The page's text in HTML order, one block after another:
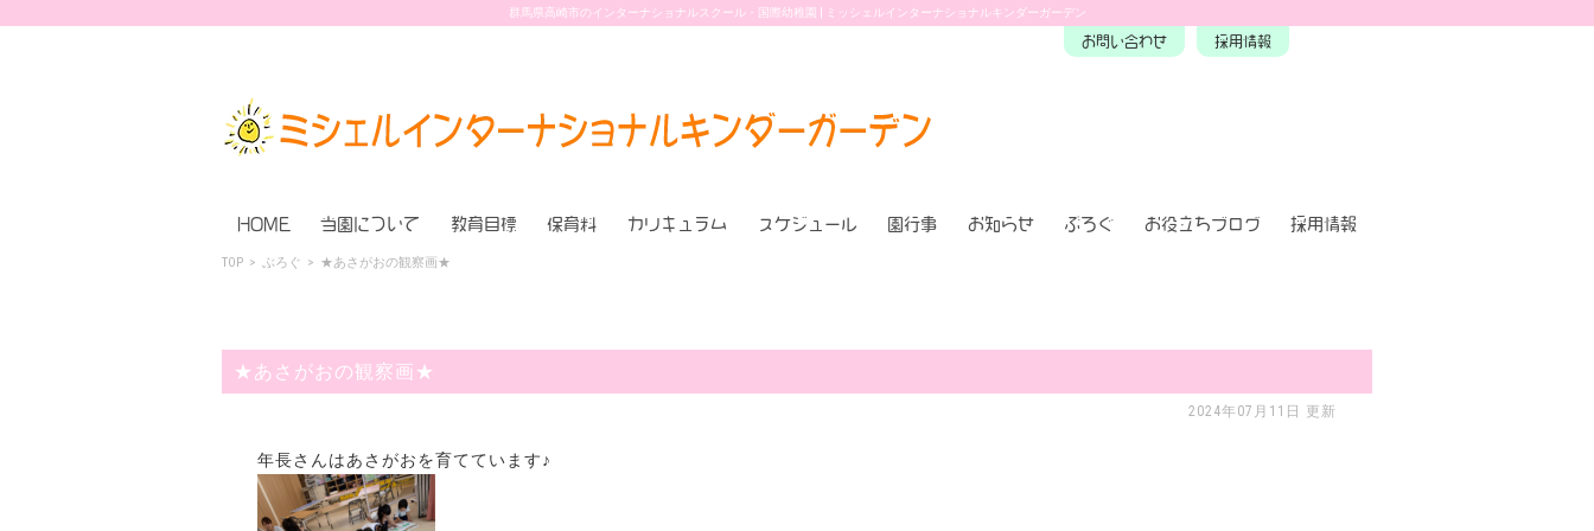
群馬県高崎市のインターナショナルスクール・国際幼稚園 | ミッシェルインターナショナルキンダーガーデン
お問い合わせ 採用情報
HOME 当園について 教育目標 保育料 カリキュラム スケジュール 園行事 お知らせ ぶろぐ お役立ちブログ 採用情報
TOP > ぶろぐ > ★あさがおの観察画★
★あさがおの観察画★
2024年07月11日 更新
年長さんはあさがおを育てています♪